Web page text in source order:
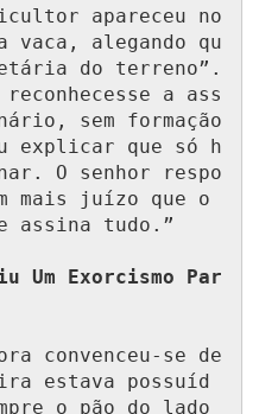
apareceu no
vaca, alegando qu
do terreno”.
a ass
sem formação
explicar que só h
O senhor respo
mais juízo que o
assina tudo.”
Um Exorcismo Par
convenceu-se de
estava possuíd
o pão do lado